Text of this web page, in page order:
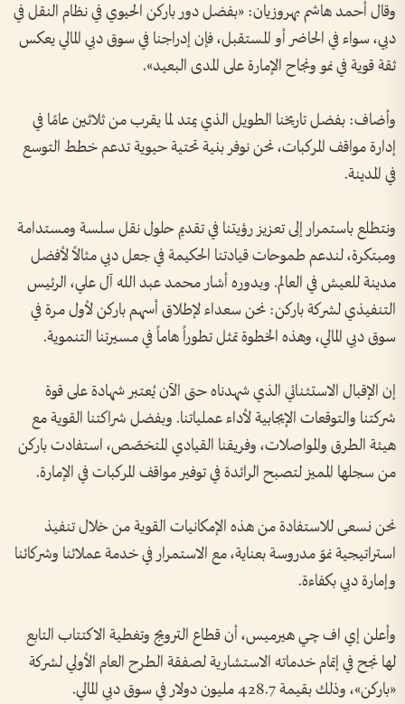
وقال أحمد هاشم بهروزيان: «بفضل دور باركن الحيوي في نظام النقل في
دبي، سواء في الحاضر أو المستقبل، فإن إدراجنا في سوق دبي المالي يعكس
ثقة قوية في نمو ونجاح الإمارة على المدى البعيد».
وأضاف: بفضل تاريخنا الطويل الذي يمتد لما يقرب من ثلاثين عامًا في
إدارة مواقف المركبات، نحن نوفر بنية تحتية حيوية تدعم خطط التوسع
في المدينة.
ونتطلع باستمرار إلى تعزيز رؤيتنا في تقديم حلول نقل سلسة ومستدامة
ومبتكرة، لندعم طموحات قيادتنا الحكيمة في جعل دبي مثالاً لأفضل
مدينة للعيش في العالم. وبدوره أشار محمد عبد الله آل علي، الرئيس
التنفيذي لشركة باركن: نحن سعداء لإطلاق أسهم باركن لأول مرة في
سوق دبي المالي، وهذه الخطوة تمثل تطوراً هاماً في مسيرتنا التنموية.
إن الإقبال الاستثنائي الذي شهدناه حتى الآن يُعتبر شهادة على قوة
شركتنا والتوقعات الإيجابية لأداء عملياتنا. وبفضل شراكتنا القوية مع
هيئة الطرق والمواصلات، وفريقنا القيادي المتخصّص، استفادت باركن
من سجلها المميز لتصبح الرائدة في توفير مواقف المركبات في الإمارة.
نحن نسعى للاستفادة من هذه الإمكانيات القوية من خلال تنفيذ
استراتيجية نموّ مدروسة بعناية، مع الاستمرار في خدمة عملائنا وشركائنا
وإمارة دبي بكفاءة.
وأعلن إي اف چي هيرميس، أن قطاع الترويج وتغطية الاكتتاب التابع
لها نجح في إتمام خدماته الاستشارية لصفقة الطرح العام الأولي لشركة
«باركن»، وذلك بقيمة 428.7 مليون دولار في سوق دبي المالي.